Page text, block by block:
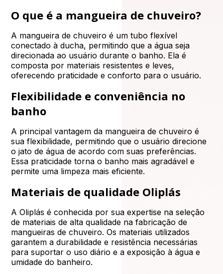
O que é a mangueira de chuveiro?
A mangueira de chuveiro é um tubo flexível
conectado à ducha, permitindo que a água seja
direcionada ao usuário durante o banho. Ela é
composta por materiais resistentes e leves,
oferecendo praticidade e conforto para o usuário.
Flexibilidade e conveniência no
banho
A principal vantagem da mangueira de chuveiro é
sua flexibilidade, permitindo que o usuário direcione
o jato de água de acordo com suas preferências.
Essa praticidade torna o banho mais agradável e
permite uma limpeza mais eficiente.
Materiais de qualidade Oliplás
A Oliplás é conhecida por sua expertise na seleção
de materiais de alta qualidade na fabricação de
mangueiras de chuveiro. Os materiais utilizados
garantem a durabilidade e resistência necessárias
para suportar o uso diário e a exposição à água e
umidade do banheiro.